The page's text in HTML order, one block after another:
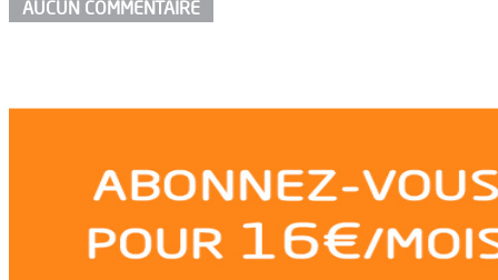
AUCUN COMMENTAIRE